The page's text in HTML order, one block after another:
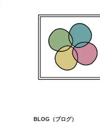
BLOG（ブログ）